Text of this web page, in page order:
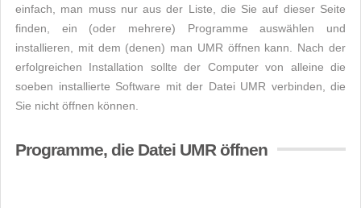
einfach, man muss nur aus der Liste, die Sie auf dieser Seite
finden, ein (oder mehrere) Programme auswählen und
installieren, mit dem (denen) man UMR öffnen kann. Nach der
erfolgreichen Installation sollte der Computer von alleine die
soeben installierte Software mit der Datei UMR verbinden, die
Sie nicht öffnen können.
Programme, die Datei UMR öffnen